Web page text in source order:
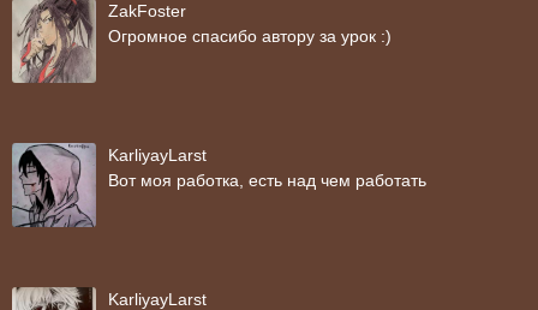
ZakFoster
Огромное спасибо автору за урок :)
KarliyayLarst
Вот моя работка, есть над чем работать
KarliyayLarst